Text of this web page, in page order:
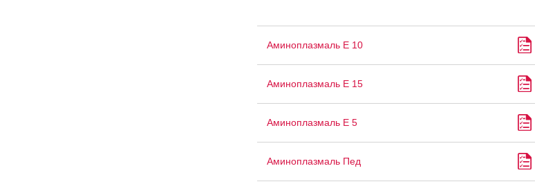
Аминоплазмаль Е 10
Аминоплазмаль Е 15
Аминоплазмаль Е 5
Аминоплазмаль Пед